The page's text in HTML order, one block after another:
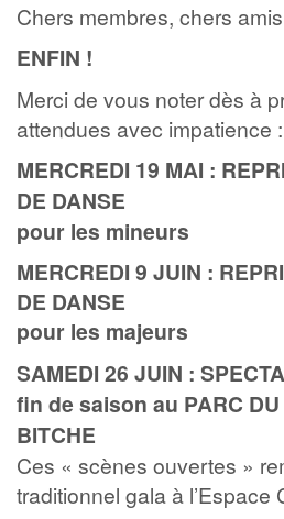
Chers membres, chers
ENFIN !
Merci de vous noter dès à
attendues avec impatience :
MERCREDI 19 MAI :
DE DANSE
pour les mineurs
MERCREDI 9 JUIN :
DE DANSE
pour les majeurs
SAMEDI 26 JUIN :
fin de saison au PARC DU
BITCHE
Ces « scènes ouvertes »
traditionnel gala à l’Espace